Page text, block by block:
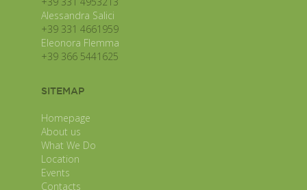
Alessandra Salici
+39 331 4661959
Eleonora Flemma
+39 366 5441625
SITEMAP
Homepage
About us
What We Do
Location
Events
Contacts